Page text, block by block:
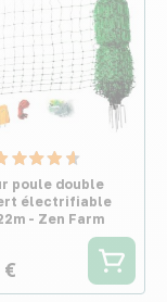
poule double
électrifiable
- Zen Farm
€